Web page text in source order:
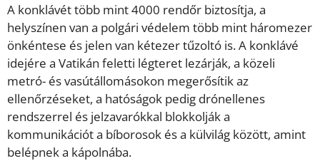
A konklávét több mint 4000 rendőr biztosítja, a
helyszínen van a polgári védelem több mint háromezer
önkéntese és jelen van kétezer tűzoltó is. A konklávé
idejére a Vatikán feletti légteret lezárják, a közeli
metró- és vasútállomásokon megerősítik az
ellenőrzéseket, a hatóságok pedig drónellenes
rendszerrel és jelzavarókkal blokkolják a
kommunikációt a bíborosok és a külvilág között, amint
belépnek a kápolnába.